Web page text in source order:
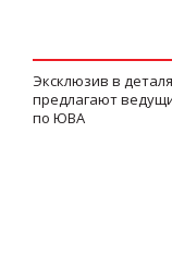
Эксклюзив в
предлагают
по ЮВА